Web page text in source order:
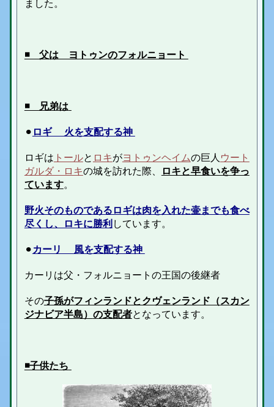
ました。
◾️ 父は ヨトゥンのフォルニョート
◾️ 兄弟は
⚫︎ ロギ 火を支配する神
ロギは トールと ロキがヨトゥンヘイムの巨人 ウート
ガルダ・ロキの城を訪れた際、
ロキと早食いを争っ
ています。
野火そのものであるロギは肉を入れた壷までも食べ
尽くし、ロキに勝利 しています。
⚫︎カーリ 風を支配する神
カーリは父・ フォルニョート の王国の後継者
その子孫がフィンランドとクヴェンランド（スカン
ジナビア半島） の支配者となっています。
◾️子供たち